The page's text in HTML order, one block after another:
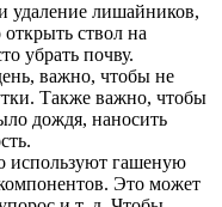
удаление лишайников,
открыть ствол на
убрать почву.
важно, чтобы не
Также важно, чтобы
дождя, наносить
используют гашеную
Это может